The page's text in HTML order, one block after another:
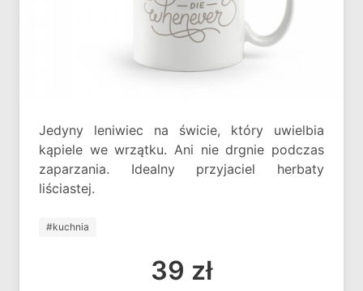
Jedyny leniwiec na świcie, który uwielbia
kąpiele we wrzątku. Ani nie drgnie podczas
zaparzania. Idealny przyjaciel herbaty
liściastej.
#kuchnia
39 zł